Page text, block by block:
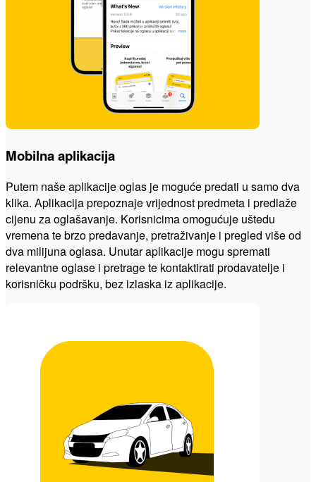
Mobilna aplikacija
Putem naše aplikacije oglas je moguće predati u samo dva
klika. Aplikacija prepoznaje vrijednost predmeta i predlaže
cijenu za oglašavanje. Korisnicima omogućuje uštedu
vremena te brzo predavanje, pretraživanje i pregled više od
dva milijuna oglasa. Unutar aplikacije mogu spremati
relevantne oglase i pretrage te kontaktirati prodavatelje i
korisničku podršku, bez izlaska iz aplikacije.